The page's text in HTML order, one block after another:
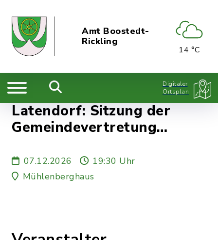
Amt Boostedt-
Rickling
14 °C
Digitaler
Ortsplan
Latendorf: Sitzung der
Gemeindevertretung
07.12.2026
19:30 Uhr
Mühlenberghaus